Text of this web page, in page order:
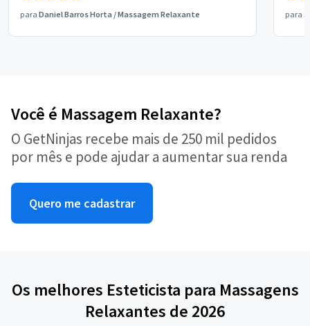
para Daniel Barros Horta /Massagem Relaxante para
Você é Massagem Relaxante?
O GetNinjas recebe mais de 250 mil pedidos
por mês e pode ajudar a aumentar sua renda
Quero me cadastrar
Os melhores Esteticista para Massagens
Relaxantes de 2026